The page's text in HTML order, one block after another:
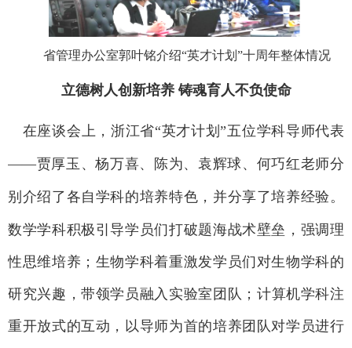
省管理办公室郭叶铭介绍“英才计划”十周年整体情况
立德树人创新培养 铸魂育人不负使命
在座谈会上，浙江省“英才计划”五位学科导师代表
——贾厚玉、杨万喜、陈为、袁辉球、何巧红老师分
别介绍了各自学科的培养特色，并分享了培养经验。
数学学科积极引导学员们打破题海战术壁垒 ， 强调理
性思维培养；生物学科着重激发学员们对生物学科的
研究兴趣，带领学员融入 实验室 团队 ；计算机学科注
重开放式的互动，以导师为首的培养团队对学员进行